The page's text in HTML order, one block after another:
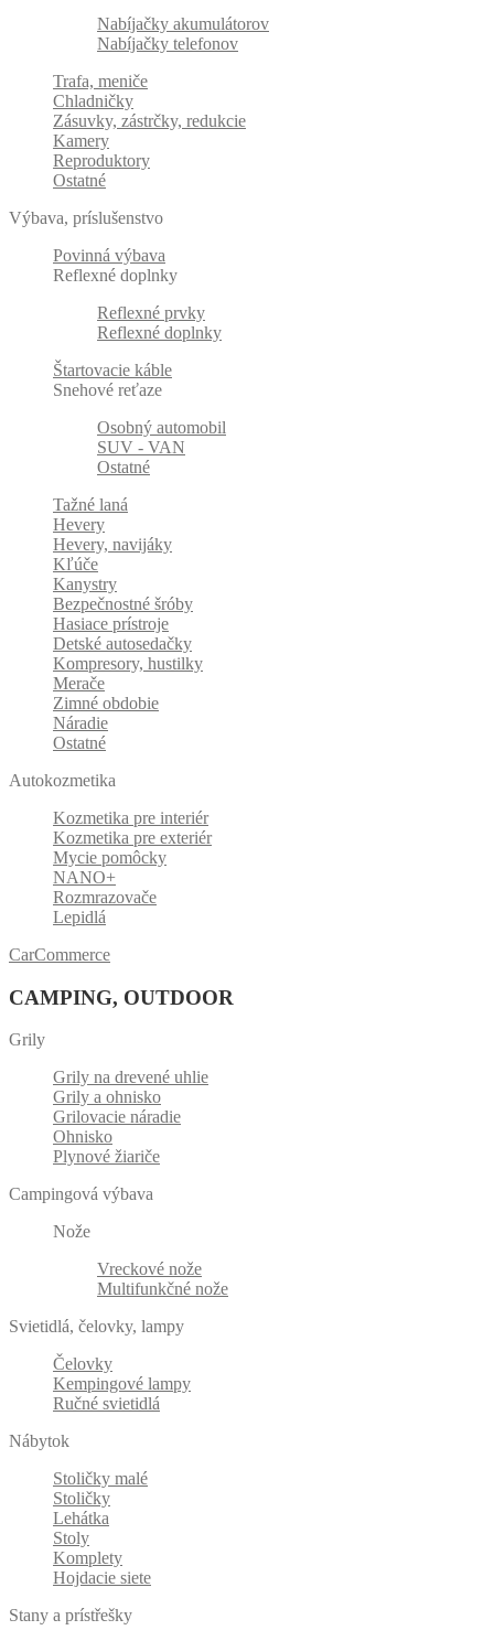
Nabíjačky akumulátorov
Nabíjačky telefonov
Trafa, meniče
Chladničky
Zásuvky, zástrčky, redukcie
Kamery
Reproduktory
Ostatné
Výbava, príslušenstvo
Povinná výbava
Reflexné doplnky
Reflexné prvky
Reflexné doplnky
Štartovacie káble
Snehové reťaze
Osobný automobil
SUV - VAN
Ostatné
Tažné laná
Hevery
Hevery, navijáky
Kľúče
Kanystry
Bezpečnostné šróby
Hasiace prístroje
Detské autosedačky
Kompresory, hustilky
Merače
Zimné obdobie
Náradie
Ostatné
Autokozmetika
Kozmetika pre interiér
Kozmetika pre exteriér
Mycie pomôcky
NANO+
Rozmrazovače
Lepidlá
CarCommerce
CAMPING, OUTDOOR
Grily
Grily na drevené uhlie
Grily a ohnisko
Grilovacie náradie
Ohnisko
Plynové žiariče
Campingová výbava
Nože
Vreckové nože
Multifunkčné nože
Svietidlá, čelovky, lampy
Čelovky
Kempingové lampy
Ručné svietidlá
Nábytok
Stoličky malé
Stoličky
Lehátka
Stoly
Komplety
Hojdacie siete
Stany a prístřešky